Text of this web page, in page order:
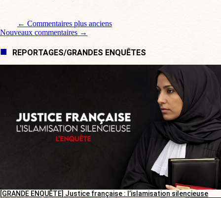
Navigation de commentaire
← Commentaires plus anciens
Nouveaux commentaires →
REPORTAGES/GRANDES ENQUÊTES
[GRANDE ENQUÊTE] Justice française : l’islamisation silencieuse